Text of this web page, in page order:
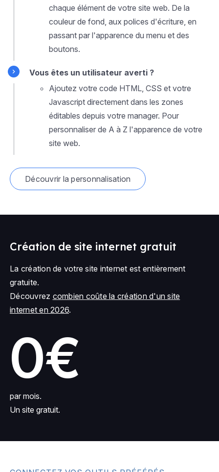
chaque élément de votre site web. De la
couleur de fond, aux polices d'écriture, en
passant par l'apparence du menu et des
boutons.
Vous êtes un utilisateur averti ?
Ajoutez votre code HTML, CSS et votre
Javascript directement dans les zones
éditables depuis votre manager. Pour
personnaliser de A à Z l'apparence de votre
site web.
Découvrir la personnalisation
Création de site internet gratuit
La création de votre site internet est entièrement
gratuite.
Découvrez combien coûte la création d'un site
internet en 2026.
0€
par mois.
Un site gratuit.